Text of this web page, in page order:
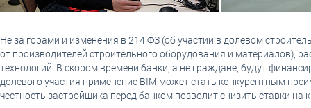
Не за горами и изменения в 214 ФЗ (об участии в долевом
от производителей строительного оборудования и материалов),
технологий. В скором времени банки, а не граждане, будут
долевого участия применение BIM может стать конкурентным
честность застройщика перед банком позволит снизить ставки на